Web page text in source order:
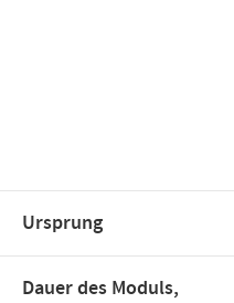
Ursprung
Dauer des Moduls,